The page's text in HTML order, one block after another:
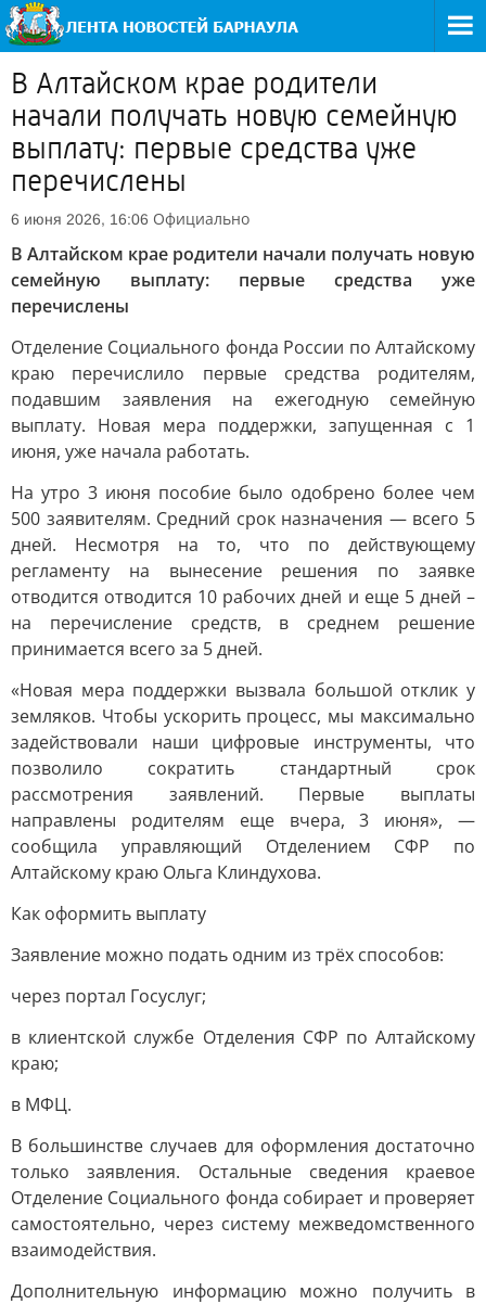
В Алтайском крае родители
начали получать новую семейную
выплату: первые средства уже
перечислены
6 июня 2026, 16:06 Официально
В Алтайском крае родители начали получать новую
семейную выплату: первые средства уже
перечислены
Отделение Социального фонда России по Алтайскому
краю перечислило первые средства родителям,
подавшим заявления на ежегодную семейную
выплату. Новая мера поддержки, запущенная с 1
июня, уже начала работать.
На утро 3 июня пособие было одобрено более чем
500 заявителям. Средний срок назначения — всего 5
дней. Несмотря на то, что по действующему
регламенту на вынесение решения по заявке
отводится отводится 10 рабочих дней и еще 5 дней –
на перечисление средств, в среднем решение
принимается всего за 5 дней.
«Новая мера поддержки вызвала большой отклик у
земляков. Чтобы ускорить процесс, мы максимально
задействовали наши цифровые инструменты, что
позволило сократить стандартный срок
рассмотрения заявлений. Первые выплаты
направлены родителям еще вчера, 3 июня», —
сообщила управляющий Отделением СФР по
Алтайскому краю Ольга Клиндухова.
Как оформить выплату
Заявление можно подать одним из трёх способов:
через портал Госуслуг;
в клиентской службе Отделения СФР по Алтайскому
краю;
в МФЦ.
В большинстве случаев для оформления достаточно
только заявления. Остальные сведения краевое
Отделение Социального фонда собирает и проверяет
самостоятельно, через систему межведомственного
взаимодействия.
Дополнительную информацию можно получить в